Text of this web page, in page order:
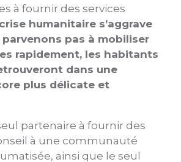
à fournir des services
humanitaire s’aggrave
pas à mobiliser
rapidement, les habitants
dans une
plus délicate et
partenaire à fournir des
à une communauté
ainsi que le seul